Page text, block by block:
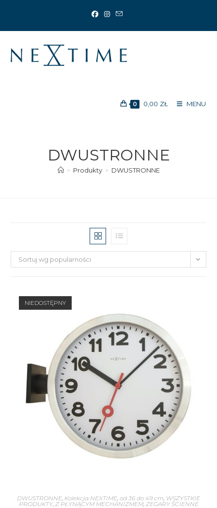
0 0,00 ZŁ MENU
DWUSTRONNE
> Produkty > DWUSTRONNE
Sortuj wg popularności
NIEDOSTĘPNY
DWUSTRONNE Kolekcja NEXTIME od 36 do 49 cm WSZYSTKIE
PRODUKTY, Z PŁYNĄCYM MECHANIZMEM, ZEGARY ŚCIENNE